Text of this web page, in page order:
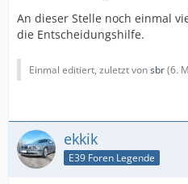
An dieser Stelle noch einmal
die Entscheidungshilfe.
Einmal editiert, zuletzt vonsbr(6.
ekkik
E39 Foren Legende